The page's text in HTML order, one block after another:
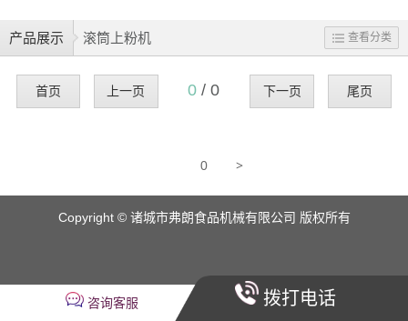
产品展示 滚筒上粉机 查看分类
首页 上一页 0 / 0 下一页 尾页
0 >
Copyright © 诸城市弗朗食品机械有限公司 版权所有
咨询客服 拨打电话